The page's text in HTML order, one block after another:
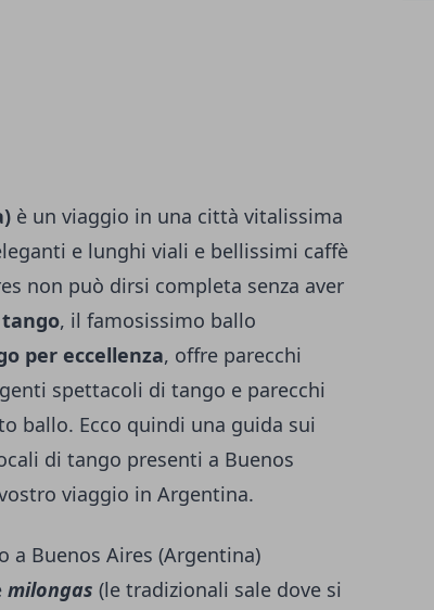
è un viaggio in una città vitalissima
e lunghi viali e bellissimi caffè
non può dirsi completa senza aver
, il famosissimo ballo
per eccellenza, offre parecchi
spettacoli di tango e parecchi
ballo. Ecco quindi una guida sui
di tango presenti a Buenos
viaggio in Argentina.
a Buenos Aires (Argentina)
milongas (le tradizionali sale dove si